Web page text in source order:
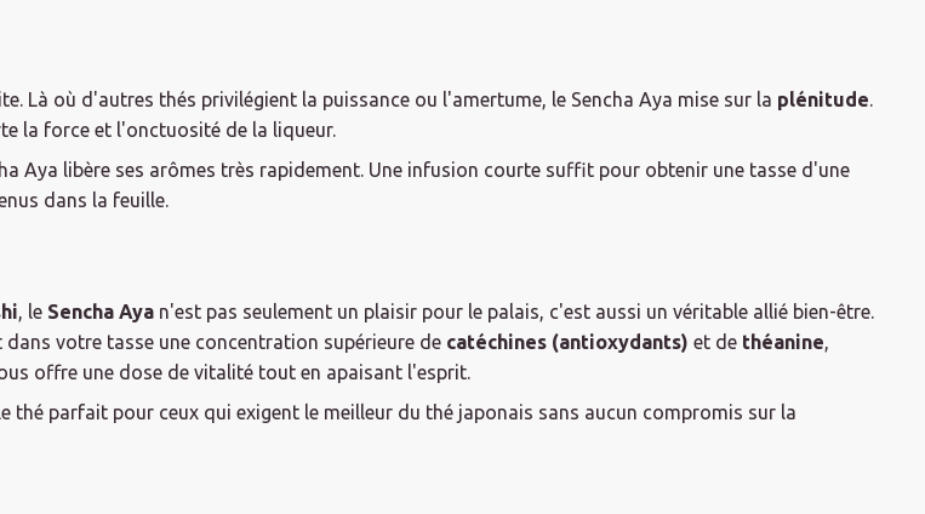
Là où d'autres thés privilégient la puissance ou l'amertume, le Sencha Aya mise sur la plénitude.
la force et l'onctuosité de la liqueur.
Aya libère ses arômes très rapidement. Une infusion courte suffit pour obtenir une tasse d'une
dans la feuille.
, le Sencha Ayan'est pas seulement un plaisir pour le palais, c'est aussi un véritable allié bien-être.
votre tasse une concentration supérieure de catéchines (antioxydants) et de théanine,
offre une dose de vitalité tout en apaisant l'esprit.
thé parfait pour ceux qui exigent le meilleur du thé japonais sans aucun compromis sur la